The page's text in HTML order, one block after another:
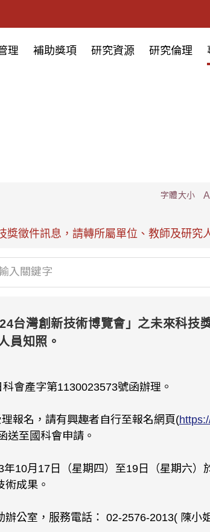
理 補助獎項 研究資源 研究倫理
徵件訊息，請轉所屬單位、教師及研究
字體大小 A
台灣創新技術博覽會」之未來科技
員知照。
會產字第1130023573號函辦理。
報名，請有興趣者自行至報名網頁(
送至國科會申請。
10月17日（星期四）至19日（星期六）
成果。
公室，服務電話： 02-2576-2013( 陳小